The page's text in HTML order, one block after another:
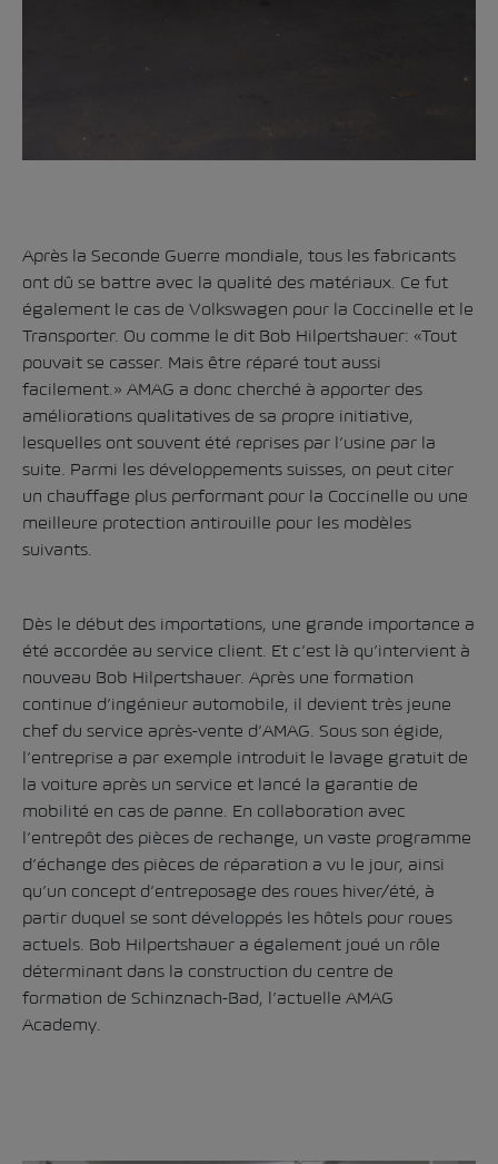
Après la Seconde Guerre mondiale, tous les fabricants
ont dû se battre avec la qualité des matériaux. Ce fut
également le cas de Volkswagen pour la Coccinelle et le
Transporter. Ou comme le dit Bob Hilpertshauer: «Tout
pouvait se casser. Mais être réparé tout aussi
facilement.» AMAG a donc cherché à apporter des
améliorations qualitatives de sa propre initiative,
lesquelles ont souvent été reprises par l’usine par la
suite. Parmi les développements suisses, on peut citer
un chauffage plus performant pour la Coccinelle ou une
meilleure protection antirouille pour les modèles
suivants.
Dès le début des importations, une grande importance a
été accordée au service client. Et c’est là qu’intervient à
nouveau Bob Hilpertshauer. Après une formation
continue d’ingénieur automobile, il devient très jeune
chef du service après-vente d’AMAG. Sous son égide,
l’entreprise a par exemple introduit le lavage gratuit de
la voiture après un service et lancé la garantie de
mobilité en cas de panne. En collaboration avec
l’entrepôt des pièces de rechange, un vaste programme
d’échange des pièces de réparation a vu le jour, ainsi
qu’un concept d’entreposage des roues hiver/été, à
partir duquel se sont développés les hôtels pour roues
actuels. Bob Hilpertshauer a également joué un rôle
déterminant dans la construction du centre de
formation de Schinznach-Bad, l’actuelle AMAG
Academy.